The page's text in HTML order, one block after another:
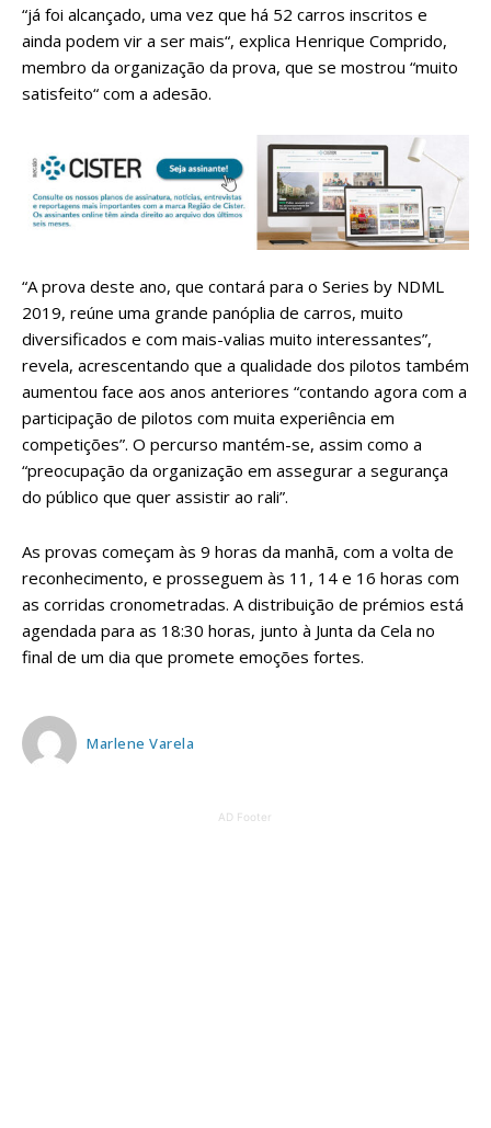
“já foi alcançado, uma vez que há 52 carros inscritos e
ainda podem vir a ser mais“, explica Henrique Comprido,
membro da organização da prova, que se mostrou “muito
satisfeito“ com a adesão.
“A prova deste ano, que contará para o Series by NDML
2019, reúne uma grande panóplia de carros, muito
diversificados e com mais-valias muito interessantes”,
revela, acrescentando que a qualidade dos pilotos também
aumentou face aos anos anteriores “contando agora com a
participação de pilotos com muita experiência em
competições”. O percurso mantém-se, assim como a
“preocupação da organização em assegurar a segurança
do público que quer assistir ao rali”.
As provas começam às 9 horas da manhã, com a volta de
reconhecimento, e prosseguem às 11, 14 e 16 horas com
as corridas cronometradas. A distribuição de prémios está
agendada para as 18:30 horas, junto à Junta da Cela no
final de um dia que promete emoções fortes.
Marlene Varela
AD Footer